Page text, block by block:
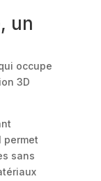
un
occupe
3D
permet
sans